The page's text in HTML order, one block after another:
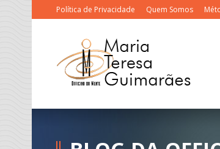
Política de Privacidade Quem Somos